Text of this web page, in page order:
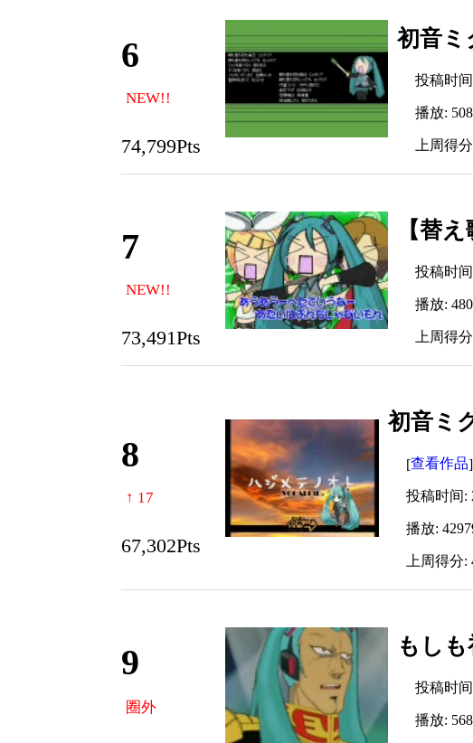
6
NEW!!
74,799Pts
初音
投稿时间
播放:
上周得
7
NEW!!
73,491Pts
【替
投稿时间
播放:
上周得
8
↑ 17
67,302Pts
初音ミ
[查看作品]
投稿时间:
播放:
上周得分:
9
圈外
もし
投稿时间
播放: